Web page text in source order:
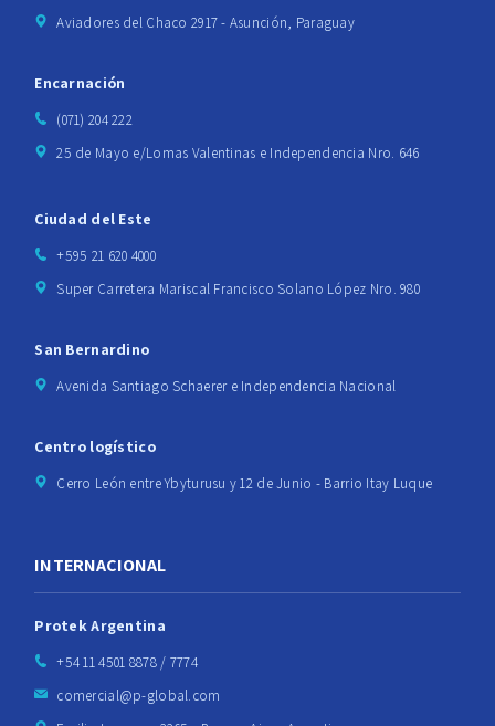
Aviadores del Chaco 2917 - Asunción, Paraguay
Encarnación
(071) 204 222
25 de Mayo e/Lomas Valentinas e Independencia Nro. 646
Ciudad del Este
+595 21 620 4000
Super Carretera Mariscal Francisco Solano López Nro. 980
San Bernardino
Avenida Santiago Schaerer e Independencia Nacional
Centro logístico
Cerro León entre Ybyturusu y 12 de Junio - Barrio Itay Luque
INTERNACIONAL
Protek Argentina
+54 11 4501 8878 / 7774
comercial@p-global.com